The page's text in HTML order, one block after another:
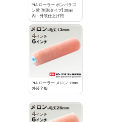
PIA ローラー ボンパラゴ
ン紫 [無泡タイプ] 20mm
内・外装仕上げ用
PIA ローラー メロン 13mm
外装全般